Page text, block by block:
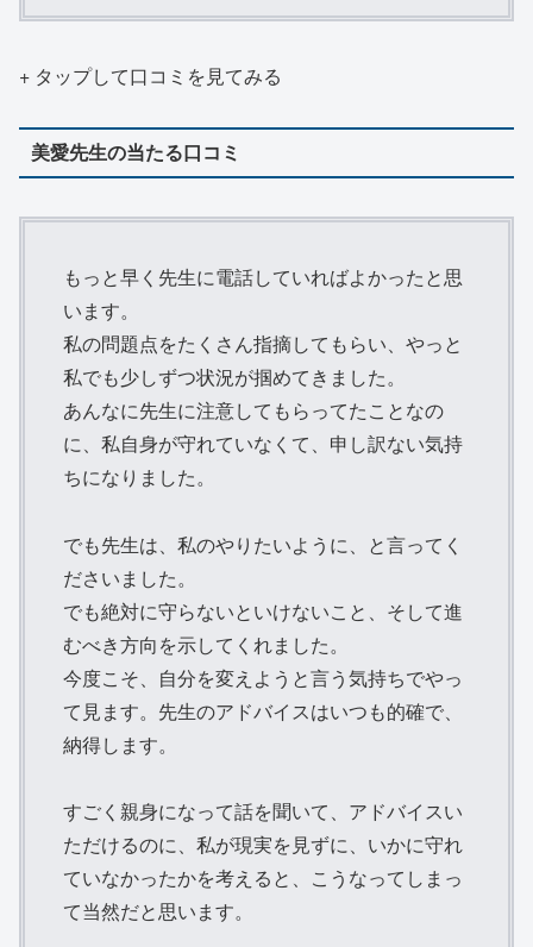
+ タップして口コミを見てみる
美愛先生の当たる口コミ
もっと早く先生に電話していればよかったと思
います。
私の問題点をたくさん指摘してもらい、やっと
私でも少しずつ状況が掴めてきました。
あんなに先生に注意してもらってたことなの
に、私自身が守れていなくて、申し訳ない気持
ちになりました。
でも先生は、私のやりたいように、と言ってく
ださいました。
でも絶対に守らないといけないこと、そして進
むべき方向を示してくれました。
今度こそ、自分を変えようと言う気持ちでやっ
て見ます。先生のアドバイスはいつも的確で、
納得します。
すごく親身になって話を聞いて、アドバイスい
ただけるのに、私が現実を見ずに、いかに守れ
ていなかったかを考えると、こうなってしまっ
て当然だと思います。